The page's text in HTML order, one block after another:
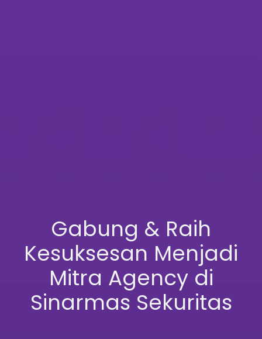
Gabung & Raih
Kesuksesan Menjadi
Mitra Agency di
Sinarmas Sekuritas